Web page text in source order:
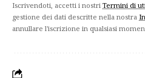
Iscrivendoti, accetti i nostri Termini di
gestione dei dati descritte nella nostra
annullare l'iscrizione in qualsiasi